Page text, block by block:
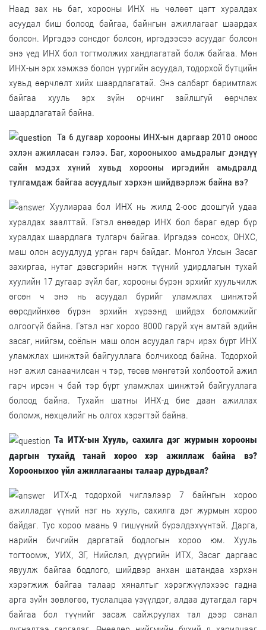
Наад зах нь баг, хорооны ИНХ нь чөлөөт цагт хуралдах
асуудал биш болоод байгаа, байнгын ажиллагааг шаардах
болсон. Иргэдээ сонсдог болсон, иргэдээсээ асуудаг болсон
энэ үед ИНХ бол тогтмолжих хандлагатай болж байгаа. Мөн
ИНХ-ын эрх хэмжээ болон үүргийн асуудал, тодорхой бүтцийн
хувьд өөрчлөлт хийх шаардлагатай. Энэ салбарт баримтлаж
байгаа хууль эрх зүйн орчинг зайлшгүй өөрчлөх
шаардлагатай байна.
Та 6 дугаар хорооны ИНХ-ын даргаар 2010 оноос
эхлэн ажилласан гэлээ. Баг, хорооныхоо амьдралыг дэндүү
сайн мэдэх хүний хувьд хорооны иргэдийн амьдралд
тулгамдаж байгаа асуудлыг хэрхэн шийдвэрлэж байна вэ?
Хуулиараа бол ИНХ нь жилд 2-оос доошгүй удаа
хуралдах заалттай. Гэтэл өнөөдөр ИНХ бол бараг өдөр бүр
хуралдах шаардлага тулгарч байгаа. Иргэдээ сонсох, ОНХС,
маш олон асуудлууд урган гарч байдаг. Монгол Улсын Засаг
захиргаа, нутаг дэвсгэрийн нэгж түүний удирдлагын тухай
хуулийн 17 дугаар зүйл баг, хорооны бүрэн эрхийг хуульчилж
өгсөн ч энэ нь асуудал бүрийг уламжлах шинжтэй
өөрсдийнхөө бүрэн эрхийн хүрээнд шийдэх боломжийг
олгоогүй байна. Гэтэл нэг хороо 8000 гаруй хүн амтай эдийн
засаг, нийгэм, соёлын маш олон асуудал гарч ирэх бүрт ИНХ
уламжлах шинжтэй байгууллага болчихоод байна. Тодорхой
нэг ажил санаачилсан ч тэр, төсөв мөнгөтэй холбоотой ажил
гарч ирсэн ч бай тэр бүрт уламжлах шинжтэй байгууллага
болоод байна. Тухайн шатны ИНХ-д бие даан ажиллах
боломж, нөхцөлийг нь олгох хэрэгтэй байна.
Та ИТХ-ын Хууль, сахилга дэг журмын хорооны
даргын тухайд танай хороо хэр ажиллаж байна вэ?
Хорооныхоо үйл ажиллагааны талаар дурьдвал?
ИТХ-д тодорхой чиглэлээр 7 байнгын хороо
ажилладаг үүний нэг нь хууль, сахилга дэг журмын хороо
байдаг. Тус хороо маань 9 гишүүний бүрэлдэхүүнтэй. Дарга,
нарийн бичгийн даргатай бодлогын хороо юм. Хууль
тогтоомж, УИХ, ЗГ, Нийслэл, дүүргийн ИТХ, Засаг даргаас
явуулж байгаа бодлого, шийдвэр анхан шатандаа хэрхэн
хэрэгжиж байгаа талаар хяналтыг хэрэгжүүлэхээс гадна
арга зүйн зөвлөгөө, туслалцаа үзүүлдэг, алдаа дутагдал гарч
байгаа бол түүнийг засаж сайжруулах тал дээр санал